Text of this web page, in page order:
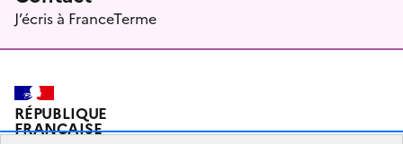
J’écris à FranceTerme
RÉPUBLIQUE
FRANÇAISE